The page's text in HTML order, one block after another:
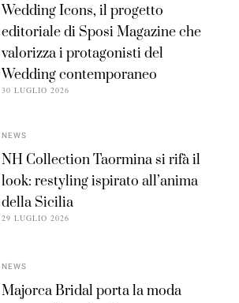
Wedding Icons, il progetto
editoriale di Sposi Magazine che
valorizza i protagonisti del
Wedding contemporaneo
30 LUGLIO 2026
NEWS
NH Collection Taormina si rifà il
look: restyling ispirato all’anima
della Sicilia
29 LUGLIO 2026
NEWS
Majorca Bridal porta la moda